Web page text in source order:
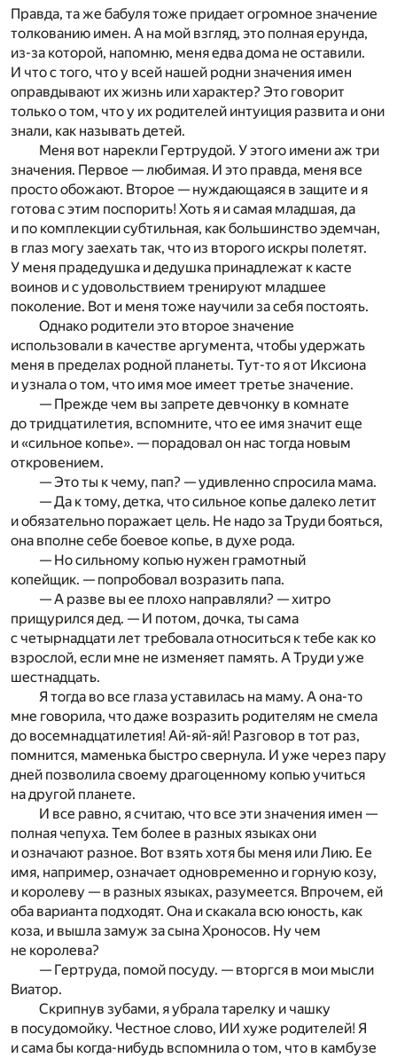
Правда, та же бабуля тоже придает огромное значение
толкованию имен. А на мой взгляд, это полная ерунда,
из-за которой, напомню, меня едва дома не оставили.
И что с того, что у всей нашей родни значения имен
оправдывают их жизнь или характер? Это говорит
только о том, что у их родителей интуиция развита и они
знали, как называть детей.
Меня вот нарекли Гертрудой. У этого имени аж три
значения. Первое — любимая. И это правда, меня все
просто обожают. Второе — нуждающаяся в защите и я
готова с этим поспорить! Хоть я и самая младшая, да
и по комплекции субтильная, как большинство эдемчан,
в глаз могу заехать так, что из второго искры полетят.
У меня прадедушка и дедушка принадлежат к касте
воинов и с удовольствием тренируют младшее
поколение. Вот и меня тоже научили за себя постоять.
Однако родители это второе значение
использовали в качестве аргумента, чтобы удержать
меня в пределах родной планеты. Тут-то я от Иксиона
и узнала о том, что имя мое имеет третье значение.
— Прежде чем вы запрете девчонку в комнате
до тридцатилетия, вспомните, что ее имя значит еще
и «сильное копье». — порадовал он нас тогда новым
откровением.
— Это ты к чему, пап? — удивленно спросила мама.
— Да к тому, детка, что сильное копье далеко летит
и обязательно поражает цель. Не надо за Труди бояться,
она вполне себе боевое копье, в духе рода.
— Но сильному копью нужен грамотный
копейщик. — попробовал возразить папа.
— А разве вы ее плохо направляли? — хитро
прищурился дед. — И потом, дочка, ты сама
с четырнадцати лет требовала относиться к тебе как ко
взрослой, если мне не изменяет память. А Труди уже
шестнадцать.
Я тогда во все глаза уставилась на маму. А она-то
мне говорила, что даже возразить родителям не смела
до восемнадцатилетия! Ай-яй-яй! Разговор в тот раз,
помнится, маменька быстро свернула. И уже через пару
дней позволила своему драгоценному копью учиться
на другой планете.
И все равно, я считаю, что все эти значения имен —
полная чепуха. Тем более в разных языках они
и означают разное. Вот взять хотя бы меня или Лию. Ее
имя, например, означает одновременно и горную козу,
и королеву — в разных языках, разумеется. Впрочем, ей
оба варианта подходят. Она и скакала всю юность, как
коза, и вышла замуж за сына Хроносов. Ну чем
не королева?
— Гертруда, помой посуду. — вторгся в мои мысли
Виатор.
Скрипнув зубами, я убрала тарелку и чашку
в посудомойку. Честное слово, ИИ хуже родителей! Я
и сама бы когда-нибудь вспомнила о том, что в камбузе